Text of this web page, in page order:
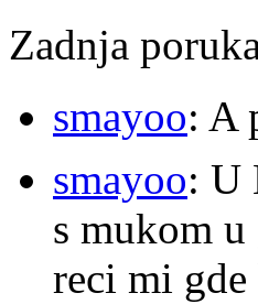
Zadnja
smayoo: A
smayoo: U
s mukom
reci mi gde